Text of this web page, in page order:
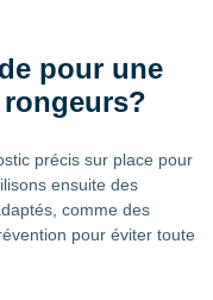
pour une
précis sur place pour
ensuite des
comme des
pour éviter toute